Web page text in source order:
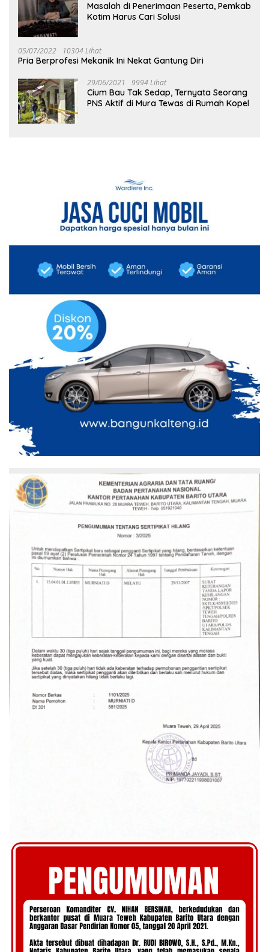
Masalah di Penerimaan Peserta, Pemkab
Kotim Harus Cari Solusi
05/07/2022 10304 Lihat
Pria Berprofesi Mekanik Ini Nekat Gantung Diri
29/06/2021 9994 Lihat
Cium Bau Tak Sedap, Ternyata Seorang
PNS Aktif di Mura Tewas di Rumah Kopel